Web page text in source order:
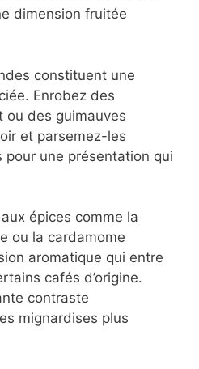
offrent un terrain de
d’un caramel
dialogue intéressant
une verrine
apporte une
Enrobez des
ou des guimauves
et parsemez-les
une présentation
épices comme la